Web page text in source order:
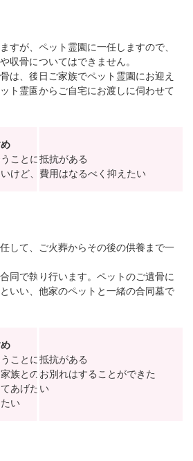
すが、ペット霊園に一任しますので、
収骨についてはできません。
は、後日ご家族でペット霊園にお迎え
ト霊園からご自宅にお渡しに伺わせて
ことに抵抗がある
けど、費用はなるべく抑えたい
して、ご火葬からその後の供養まで一
同で執り行います。ペットのご遺骨に
いい、他家のペットと一緒の合同墓で
ことに抵抗がある
族とのお別れはすることができた
あげたい
い